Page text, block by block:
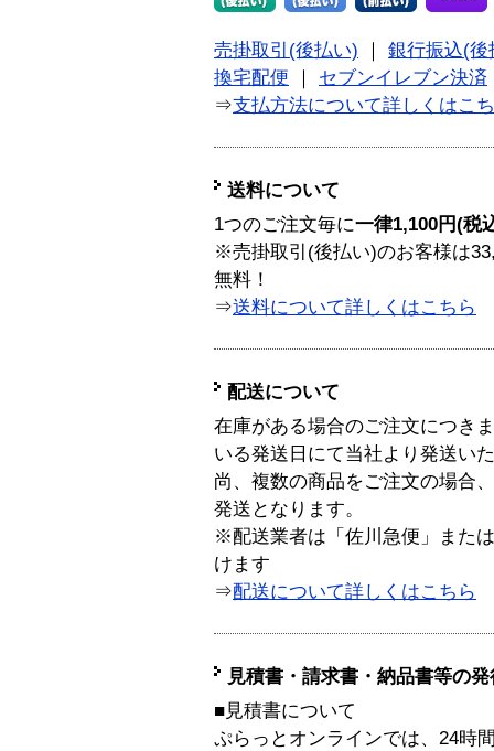
売掛取引(後払い) ｜ 銀行振込(後
換宅配便 ｜ セブンイレブン決済
⇒支払方法について詳しくはこ
送料について
1つのご注文毎に一律1,100円(税
※売掛取引(後払い)のお客様は
無料！
⇒送料について詳しくはこちら
配送について
在庫がある場合のご注文につき
いる発送日にて当社より発送い
尚、複数の商品をご注文の場合
発送となります。
※配送業者は「佐川急便」また
けます
⇒配送について詳しくはこちら
見積書・請求書・納品書等の
■見積書について
ぷらっとオンラインでは、24時